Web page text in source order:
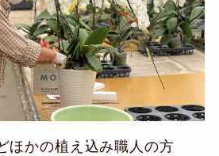
ほかの植え込み職人の方